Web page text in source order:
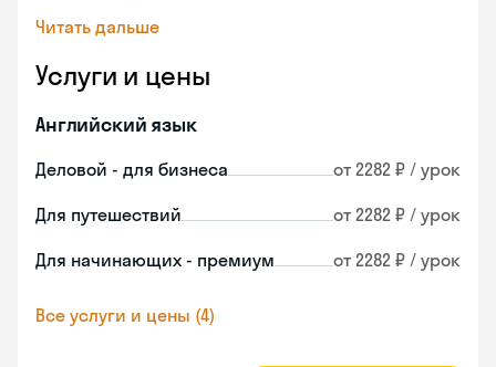
Читать дальше
Услуги и цены
Английский язык
Деловой - для бизнеса от 2282 ₽ / урок
Для путешествий от 2282 ₽ / урок
Для начинающих - премиум от 2282 ₽ / урок
Все услуги и цены (4)